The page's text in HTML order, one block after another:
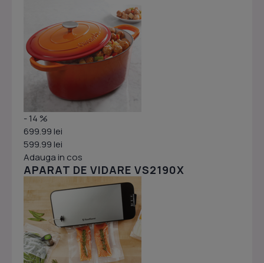
- 14 %
699.99 lei
599.99 lei
Adauga in cos
APARAT DE VIDARE VS2190X